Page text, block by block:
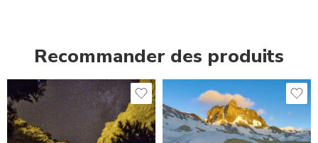
Recommander des produits